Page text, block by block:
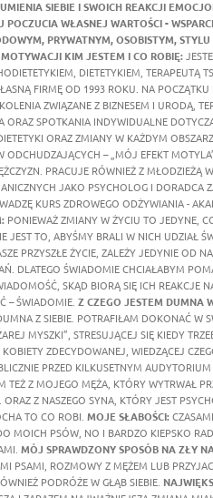
SIEBIE I SWOICH REAKCJI
POCZUCIA WŁASNEJ WARTOŚCI-
PRYWATNYM, OSOBISTYM, STYLU
KIM JESTEM I CO ROBIĘ:
DIETETYKIEM, TERAPEUTĄ
FIRMĘ OD 1993 ROKU. NA POCZĄTKU
ZWIĄZANE Z BIZNESEM I URODĄ,
ORAZ SPOTKANIA INDYWIDUALNE
ORAZ ZMIANY W KAŻDYM
ODCHUDZAJĄCYCH – „MÓJ EFEKT
PRACUJE RÓWNIEŻ Z MŁODZIEŻĄ
JAKO PSYCHOLOG I DORADCA
KURS ZDROWEGO ODŻYWIANIA -
PONIEWAŻ ZMIANY W ŻYCIU TO JEDYNE,
JEST TO, ABYŚMY BRALI W NICH UDZIAŁ
PRZYSZŁE ŻYCIE, ZALEŻY JEDYNIE OD
DLATEGO ŚWIADOMIE CHCIAŁABYM
SKĄD BIORĄ SIĘ ICH REAKCJE
– ŚWIADOMIE. Z CZEGO JESTEM DUMNA
Z SIEBIE. POTRAFIŁAM DOKONAĆ W
MYSZKI”, STRESUJĄCEJ SIĘ KIEDY
ZDECYDOWANEJ, WIEDZĄCEJ
PRZED KILKUSETNYM
TEŻ Z MOJEGO MĘŻA, KTÓRY WYTRWAŁ
ORAZ Z NASZEGO SYNA, KTÓRY JEST
TO CO ROBI. MOJE SŁABOŚCI:
MOICH PSÓW, NO I BARDZO KIEPSKO
MÓJ SPRAWDZONY SPOSÓB NA ZŁY
PSAMI, ROZMOWY Z MĘŻEM LUB
PODRÓŻE W GŁĄB SIEBIE.